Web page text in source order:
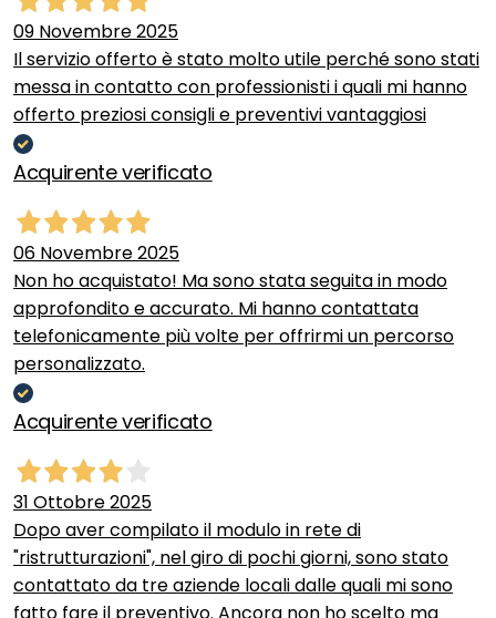
09 Novembre 2025
Il servizio offerto è stato molto utile perché sono stati
messa in contatto con professionisti i quali mi hanno
offerto preziosi consigli e preventivi vantaggiosi
Acquirente verificato
06 Novembre 2025
Non ho acquistato! Ma sono stata seguita in modo
approfondito e accurato. Mi hanno contattata
telefonicamente più volte per offrirmi un percorso
personalizzato.
Acquirente verificato
31 Ottobre 2025
Dopo aver compilato il modulo in rete di
"ristrutturazioni", nel giro di pochi giorni, sono stato
contattato da tre aziende locali dalle quali mi sono